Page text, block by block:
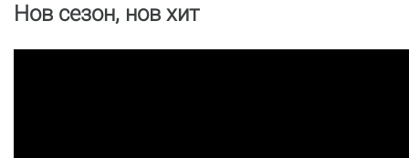
Нов сезон, нов хит